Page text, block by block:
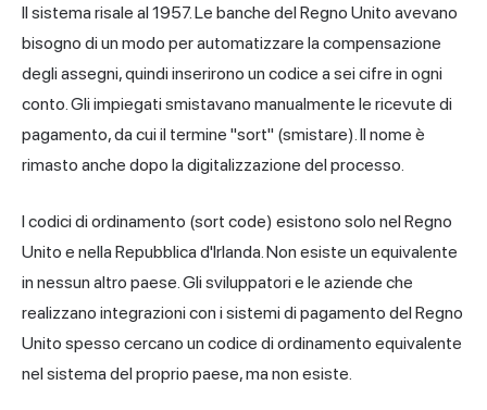
Il sistema risale al 1957. Le banche del Regno Unito avevano
bisogno di un modo per automatizzare la compensazione
degli assegni, quindi inserirono un codice a sei cifre in ogni
conto. Gli impiegati smistavano manualmente le ricevute di
pagamento, da cui il termine "sort" (smistare). Il nome è
rimasto anche dopo la digitalizzazione del processo.
I codici di ordinamento (sort code) esistono solo nel Regno
Unito e nella Repubblica d'Irlanda. Non esiste un equivalente
in nessun altro paese. Gli sviluppatori e le aziende che
realizzano integrazioni con i sistemi di pagamento del Regno
Unito spesso cercano un codice di ordinamento equivalente
nel sistema del proprio paese, ma non esiste.